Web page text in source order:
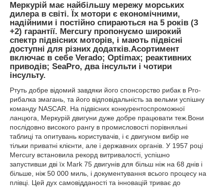
Меркурій має найбільшу мережу морських
дилера в світі. Їх мотори є економічними,
надійними і постійно спираються на 5 років (3
+2) гарантії. Mercury пропонуємо широкий
спектр підвісних моторів, і мають підвісні
доступні для різних додатків.Асортимент
включає в себе Verado; Optimax; реактивних
приводів; SeaPro, два інсульти і чотири
інсульту.
Ртуть добре відомий завдяки його спонсорство рибак в Pro-
рибалка змагань, та його відповідальність за вельми успішну
команду NASCAR. На підвісних конкурентоспроможної
ланцюга, Меркурій двигуни дуже добре працювати теж.Вони
послідовно високого рангу в промисловості порівняльні
таблиці та опитувань користувачів, і є двигуном вибір не
тільки приватні клієнти, але і державних органів. У 1957 році
Mercury встановила рекорд витривалості, успішно
запустивши дві їх Mark 75 двигунів для більш ніж на 68 днів і
більше, ніж 50 000 миль, і документування всього процесу на
плівці. Цей дух самовідданості та інновацій триває до